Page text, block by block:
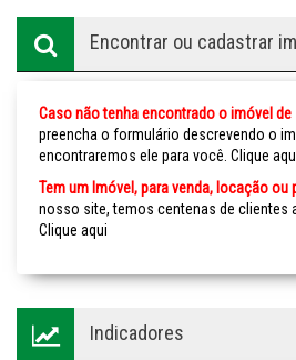
Encontrar ou cadastrar
Caso não tenha encontrado o imóvel
preencha o formulário descrevendo o
encontraremos ele para você. Clique
Tem um Imóvel, para venda, locação ou
nosso site, temos centenas de clientes
Clique aqui
Indicadores